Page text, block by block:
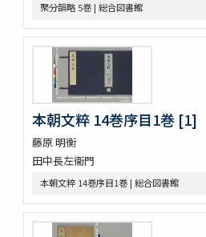
中家實録 (存19巻)
源語秘訣
勢語圖説抄 5巻
落窪物語 4巻
連哥證哥
法隆寺伽藍縁起并流記資財事
倭屋一家言 3巻
鷹桐之卷抜書
つれつれ草拾遺
卜養狂哥集 2巻
聚分韻略 5巻 | 総合図書館
本朝文粹 14巻序目1巻 [1]
藤原 明衡
田中長左衞門
本朝文粹 14巻序目1巻 | 総合図書館